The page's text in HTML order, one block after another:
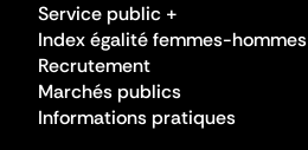
Service public +
Index égalité femmes-hommes
Recrutement
Marchés publics
Informations pratiques